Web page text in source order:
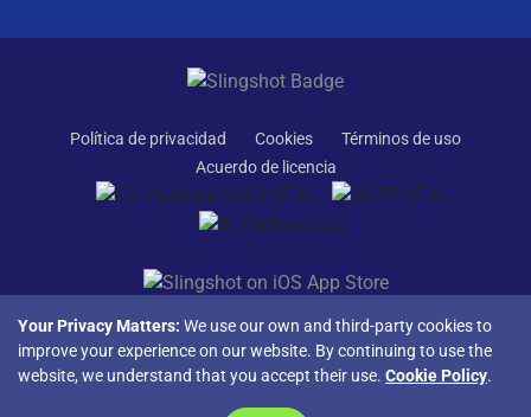
Política de privacidad Cookies
Términos de uso
Acuerdo de licencia
Your Privacy Matters: We use our own and third-party cookies to
improve your experience on our website. By continuing to use the
website, we understand that you accept their use. Cookie Policy.